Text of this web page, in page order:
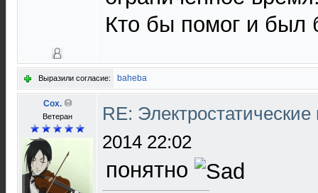
Кто бы помог и был
Выразили согласие: baheba
Cox.
Ветеран
RE:
2014 22:02
понятно